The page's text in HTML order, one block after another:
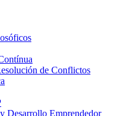
de Conflictos
Desarrollo Emprendedor